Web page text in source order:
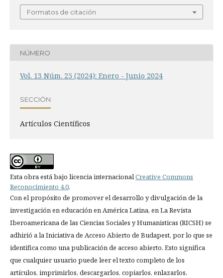
Formatos de citación
NÚMERO
Vol. 13 Núm. 25 (2024): Enero - Junio 2024
SECCIÓN
Artí­culos Científicos
Esta obra está bajo licencia internacionalCreative Commons
Reconocimiento 4.0.
Con el propósito de promover el desarrollo y divulgación de la
investigación en educación en América Latina, en La Revista
Iberoamericana de las Ciencias Sociales y Humanisticas (RICSH) se
adhirió a la Iniciativa de Acceso Abierto de Budapest, por lo que se
identifica como una publicación de acceso abierto. Esto significa
que cualquier usuario puede leer el texto completo de los
artículos, imprimirlos, descargarlos, copiarlos, enlazarlos,